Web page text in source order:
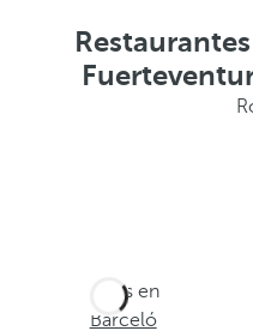
Estás en
Barceló